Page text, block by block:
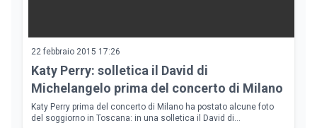
22 febbraio 2015 17:26
Katy Perry: solletica il David di
Michelangelo prima del concerto di Milano
Katy Perry prima del concerto di Milano ha postato alcune foto
del soggiorno in Toscana: in una solletica il David di